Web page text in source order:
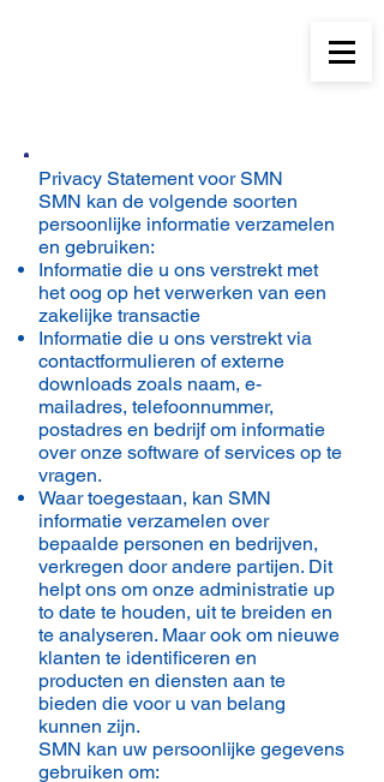
Privacy Statement voor SMN
SMN kan de volgende soorten
persoonlijke informatie verzamelen
en gebruiken:
Informatie die u ons verstrekt met
het oog op het verwerken van een
zakelijke transactie
Informatie die u ons verstrekt via
contactformulieren of externe
downloads zoals naam, e-
mailadres, telefoonnummer,
postadres en bedrijf om informatie
over onze software of services op te
vragen.
Waar toegestaan, kan SMN
informatie verzamelen over
bepaalde personen en bedrijven,
verkregen door andere partijen. Dit
helpt ons om onze administratie up
to date te houden, uit te breiden en
te analyseren. Maar ook om nieuwe
klanten te identificeren en
producten en diensten aan te
bieden die voor u van belang
kunnen zijn.
SMN kan uw persoonlijke gegevens
gebruiken om: